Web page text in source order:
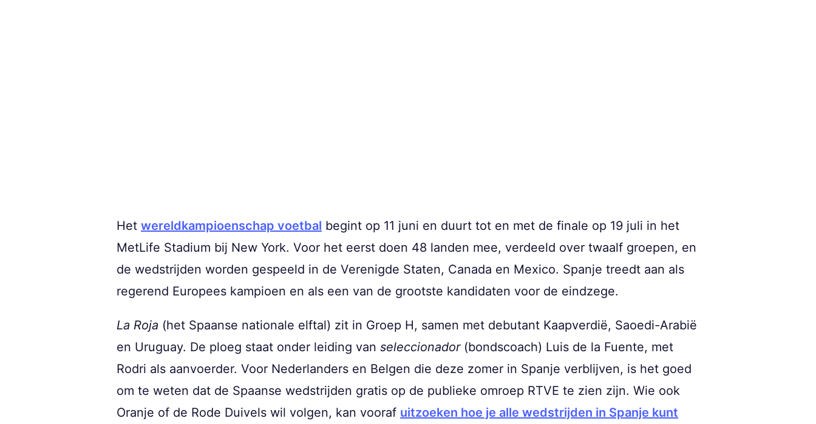
Het wereldkampioenschap voetbal begint op 11 juni en duurt tot en met de finale op 19 juli in het
MetLife Stadium bij New York. Voor het eerst doen 48 landen mee, verdeeld over twaalf groepen, en
de wedstrijden worden gespeeld in de Verenigde Staten, Canada en Mexico. Spanje treedt aan als
regerend Europees kampioen en als een van de grootste kandidaten voor de eindzege.
La Roja (het Spaanse nationale elftal) zit in Groep H, samen met debutant Kaapverdië, Saoedi-Arabië
en Uruguay. De ploeg staat onder leiding van seleccionador(bondscoach) Luis de la Fuente, met
Rodri als aanvoerder. Voor Nederlanders en Belgen die deze zomer in Spanje verblijven, is het goed
om te weten dat de Spaanse wedstrijden gratis op de publieke omroep RTVE te zien zijn. Wie ook
Oranje of de Rode Duivels wil volgen, kan vooraf uitzoeken hoe je alle wedstrijden in Spanje kunt